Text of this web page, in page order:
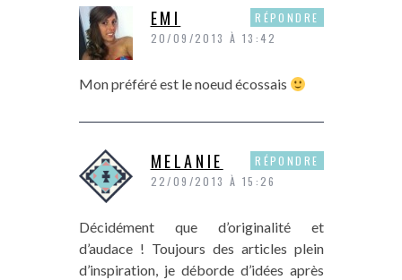
EMI
20/09/2013 À 13:42
Mon préféré est le noeud écossais
RÉPONDRE
MELANIE
22/09/2013 À 15:26
Décidément que d’originalité et
d’audace ! Toujours des articles plein
d’inspiration, je déborde d’idées après
RÉPONDRE